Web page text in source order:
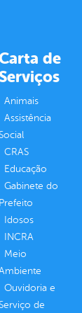
de
Animais
Assistência
CRAS
Educação
Gabinete do
Prefeito
Idosos
INCRA
Meio
Ouvidoria e
de